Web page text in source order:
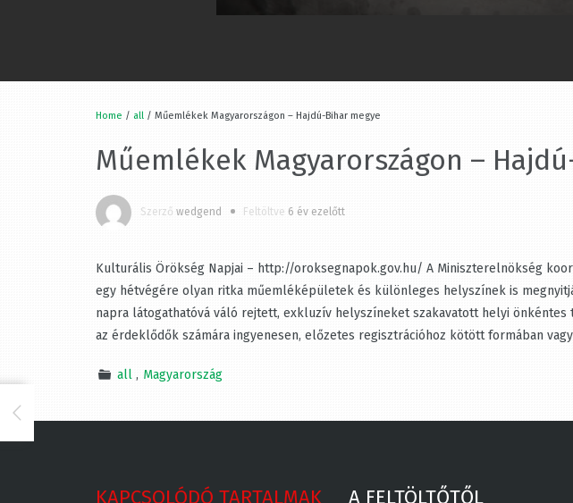
Home/all/ Műemlékek Magyarországon – Hajdú-Bihar megye
Műemlékek Magyarországon –
Szerzőwedgend Feltöltve6 év ezelőtt
Kulturális Örökség Napjai – http://oroksegnapok.gov.hu/ A Miniszterelnökség
egy hétvégére olyan ritka műemléképületek és különleges helyszínek is
napra látogathatóvá váló rejtett, exkluzív helyszíneket szakavatott helyi
az érdeklődők számára ingyenesen, előzetes regisztrációhoz kötött formában
all Magyarország
KAPCSOLÓDÓ TARTALMAK A FELTÖLTŐTŐL